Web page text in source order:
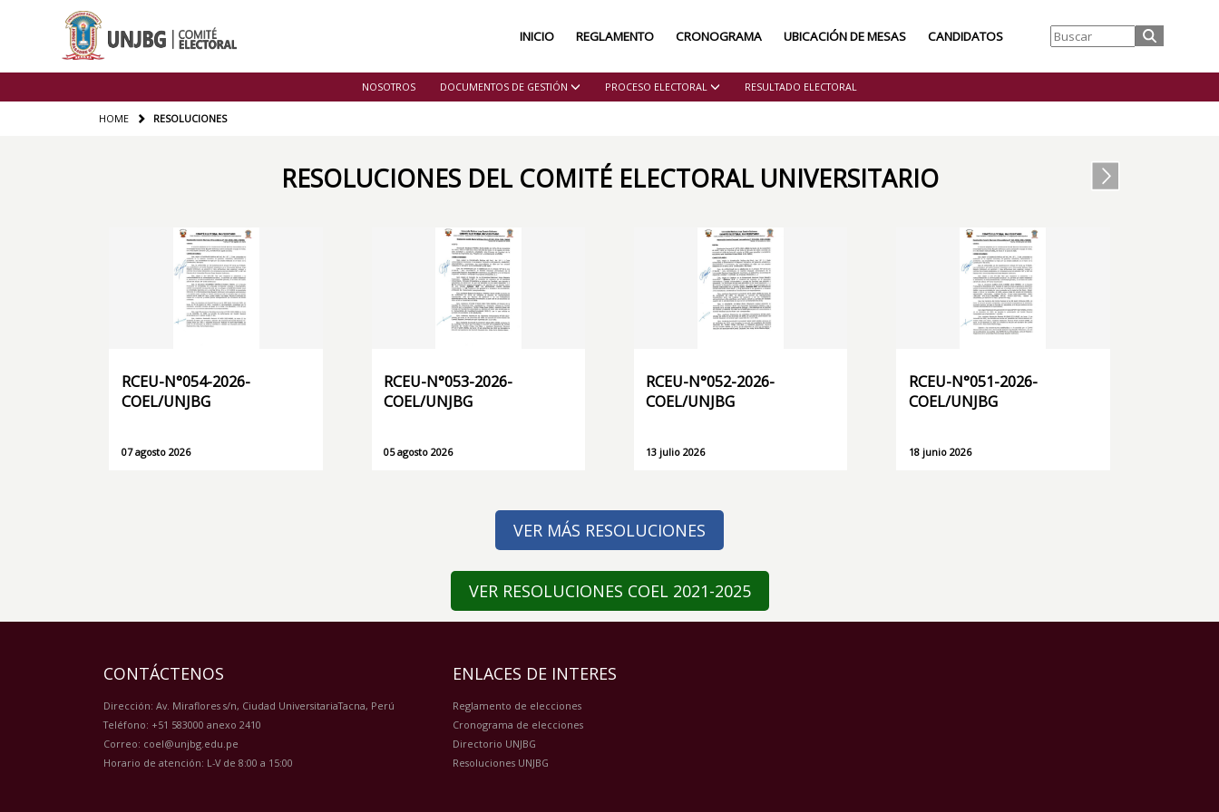
INICIO REGLAMENTO CRONOGRAMA UBICACIÓN DE MESAS CANDIDATOS
NOSOTROS DOCUMENTOS DE GESTIÓN PROCESO ELECTORAL RESULTADO ELECTORAL
HOME RESOLUCIONES
RESOLUCIONES DEL COMITÉ ELECTORAL UNIVERSITARIO
RCEU-N°054-2026-
COEL/UNJBG
07 agosto 2026
RCEU-N°053-2026-
COEL/UNJBG
05 agosto 2026
RCEU-N°052-2026-
COEL/UNJBG
13 julio 2026
RCEU-N°051-2026-
COEL/UNJBG
18 junio 2026
VER MÁS RESOLUCIONES
VER RESOLUCIONES COEL 2021-2025
CONTÁCTENOS
Dirección: Av. Miraflores s/n, Ciudad UniversitariaTacna, Perú
Teléfono: +51 583000 anexo 2410
Correo: coel@unjbg.edu.pe
Horario de atención: L-V de 8:00 a 15:00
ENLACES DE INTERES
Reglamento de elecciones
Cronograma de elecciones
Directorio UNJBG
Resoluciones UNJBG